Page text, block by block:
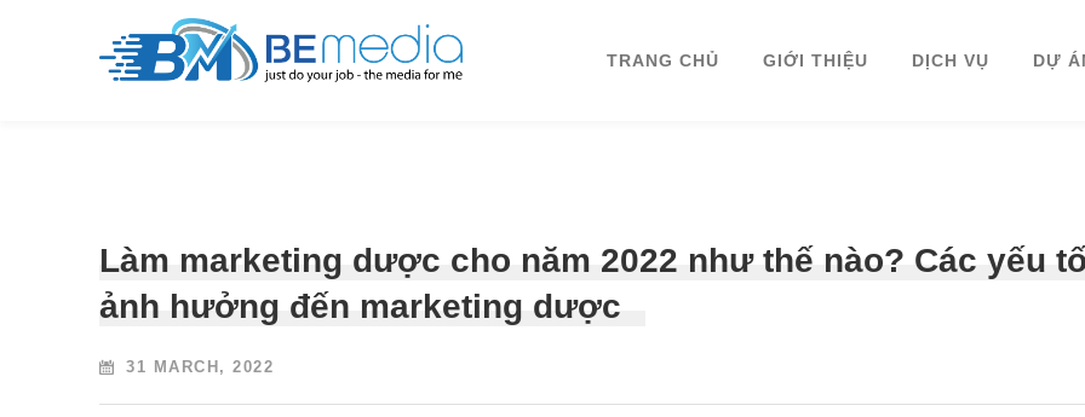
TRANG CHỦ GIỚI THIỆU DỊCH VỤ DỰ
Làm marketing dược cho năm 2022 như thế nào? Các yếu tố
ảnh hưởng đến marketing dược
31 MARCH, 2022